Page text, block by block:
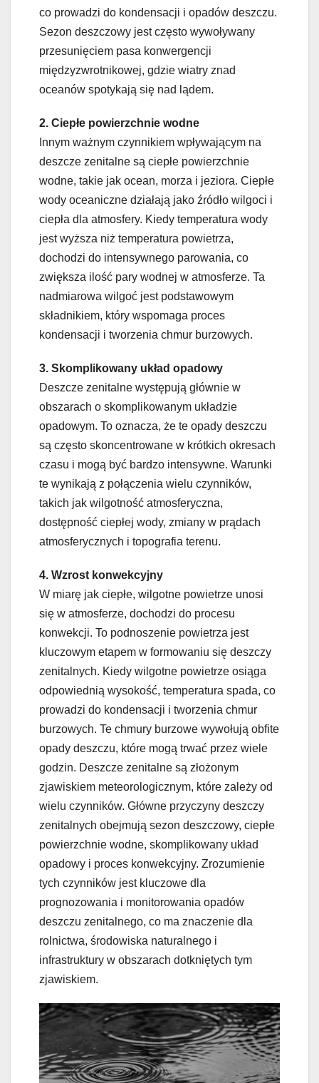
co prowadzi do kondensacji i opadów deszczu.
Sezon deszczowy jest często wywoływany
przesunięciem pasa konwergencji
międzyzwrotnikowej, gdzie wiatry znad
oceanów spotykają się nad lądem.
2. Ciepłe powierzchnie wodne
Innym ważnym czynnikiem wpływającym na
deszcze zenitalne są ciepłe powierzchnie
wodne, takie jak ocean, morza i jeziora. Ciepłe
wody oceaniczne działają jako źródło wilgoci i
ciepła dla atmosfery. Kiedy temperatura wody
jest wyższa niż temperatura powietrza,
dochodzi do intensywnego parowania, co
zwiększa ilość pary wodnej w atmosferze. Ta
nadmiarowa wilgoć jest podstawowym
składnikiem, który wspomaga proces
kondensacji i tworzenia chmur burzowych.
3. Skomplikowany układ opadowy
Deszcze zenitalne występują głównie w
obszarach o skomplikowanym układzie
opadowym. To oznacza, że te opady deszczu
są często skoncentrowane w krótkich okresach
czasu i mogą być bardzo intensywne. Warunki
te wynikają z połączenia wielu czynników,
takich jak wilgotność atmosferyczna,
dostępność ciepłej wody, zmiany w prądach
atmosferycznych i topografia terenu.
4. Wzrost konwekcyjny
W miarę jak ciepłe, wilgotne powietrze unosi
się w atmosferze, dochodzi do procesu
konwekcji. To podnoszenie powietrza jest
kluczowym etapem w formowaniu się deszczy
zenitalnych. Kiedy wilgotne powietrze osiąga
odpowiednią wysokość, temperatura spada, co
prowadzi do kondensacji i tworzenia chmur
burzowych. Te chmury burzowe wywołują obfite
opady deszczu, które mogą trwać przez wiele
godzin. Deszcze zenitalne są złożonym
zjawiskiem meteorologicznym, które zależy od
wielu czynników. Główne przyczyny deszczy
zenitalnych obejmują sezon deszczowy, ciepłe
powierzchnie wodne, skomplikowany układ
opadowy i proces konwekcyjny. Zrozumienie
tych czynników jest kluczowe dla
prognozowania i monitorowania opadów
deszczu zenitalnego, co ma znaczenie dla
rolnictwa, środowiska naturalnego i
infrastruktury w obszarach dotkniętych tym
zjawiskiem.